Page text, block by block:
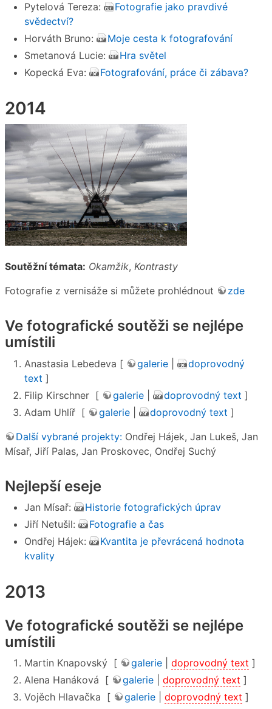
Pytelová Tereza:
Fotografie jako pravdivé
svědectví?
Horváth Bruno:
Moje cesta k fotografování
Smetanová Lucie:
Hra světel
Kopecká Eva:
Fotografování, práce či zábava?
2014
Soutěžní témata: Okamžik, Kontrasty
Fotografie z vernisáže si můžete prohlédnout
zde
Ve fotografické soutěži se nejlépe
umístili
Anastasia Lebedeva [ galerie
doprovodný
text ]
Filip Kirschner [
galerie doprovodný text ]
Adam Uhlíř [
galerie doprovodný text ]
Další vybrané projekty: Ondřej Hájek, Jan Lukeš, Jan
Mísař, Jiří Palas, Jan Proskovec, Ondřej Suchý
Nejlepší eseje
Jan Mísař:
Historie fotografických úprav
Jiří Netušil:
Fotografie a čas
Ondřej Hájek:
Kvantita je převrácená hodnota
kvality
2013
Ve fotografické soutěži se nejlépe
umístili
Martin Knapovský [ galerie doprovodný text ]
Alena Hanáková [
galerie doprovodný text ]
Vojěch Hlavačka [
galerie doprovodný text ]